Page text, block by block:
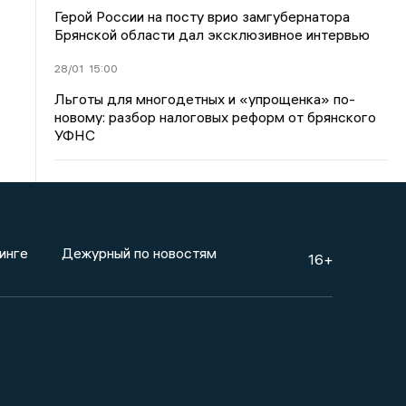
Герой России на посту врио замгубернатора
Брянской области дал эксклюзивное интервью
28/01 15:00
Льготы для многодетных и «упрощенка» по-
новому: разбор налоговых реформ от брянского
УФНС
Дежурный по новостям 16+